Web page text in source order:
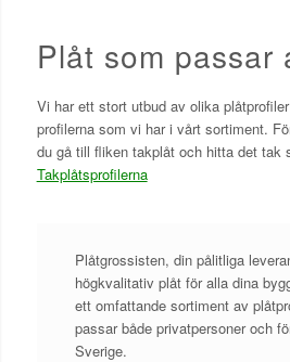
Plåt som passar
Vi har ett stort utbud av olika
profilerna som vi har i vårt sortiment.
du gå till fliken takplåt och hitta det tak
Takplåtsprofilerna
Plåtgrossisten, din pålitliga
högkvalitativ plåt för alla dina
ett omfattande sortiment av
passar både privatpersoner och
Sverige.